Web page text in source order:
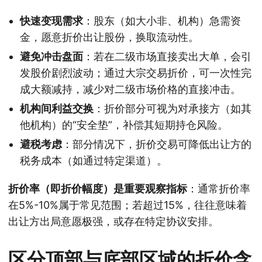
快速变现需求 ：股东（如大小非、机构）急需资
金，愿意折价出让股份，换取流动性。
避免冲击盘面 ：若在二级市场直接卖出大单，会引
发股价剧烈波动；通过大宗交易折价，可一次性完
成大额减持，减少对二级市场价格的直接冲击。
机构间利益交换 ：折价部分可视为对承接方（如其
他机构）的“安全垫”，补偿其短期持仓风险。
避税考虑 ：部分情况下，折价交易可降低出让方的
税务成本（如通过特定渠道）。
折价率（即折价幅度）是重要观察指标：通常折价率
在5%-10%属于常见范围；若超过15%，往往意味着
出让方出局意愿极强，或存在特定协议安排。